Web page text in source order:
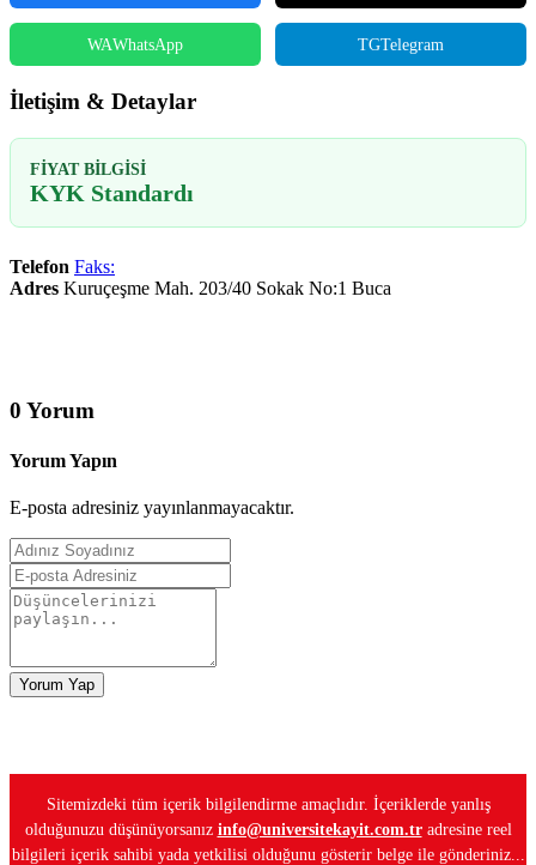
WAWhatsApp TGTelegram
İletişim & Detaylar
FIYAT BILGISI
KYK Standardı
Telefon Faks:
Adres Kuruçeşme Mah. 203/40 Sokak No:1 Buca
0 Yorum
Yorum Yapın
E-posta adresiniz yayınlanmayacaktır.
Yorum Yap
Sitemizdeki tüm içerik bilgilendirme amaçlıdır. İçeriklerde yanlış
olduğunuzu düşünüyorsanız info@universitekayit.com.tradresine reel
bilgileri içerik sahibi yada yetkilisi olduğunu gösterir belge ile gönderiniz...